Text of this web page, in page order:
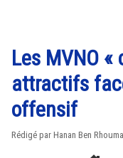
Les MVNO
attractifs
offensif
Rédigé par Hanan Ben Rhouma